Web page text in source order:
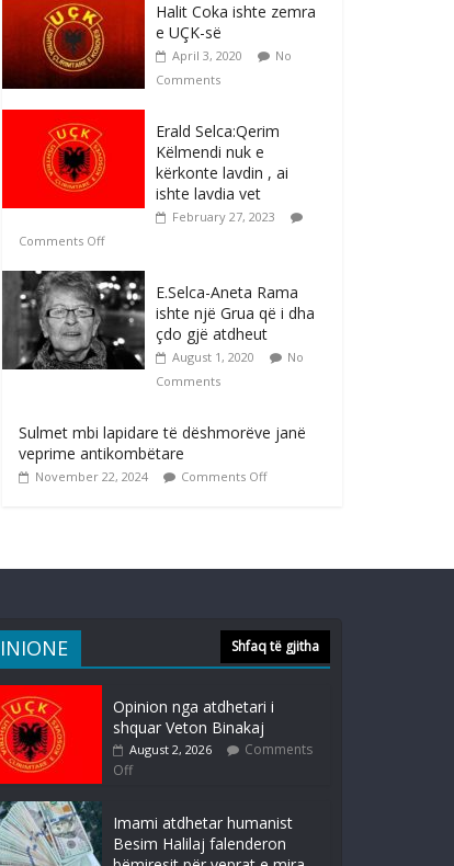
Halit Coka ishte zemra
e UÇK-së
April 3, 2020
No
Comments
Erald Selca:Qerim
Këlmendi nuk e
kërkonte lavdin , ai
ishte lavdia vet
February 27, 2023
Comments Off
E.Selca-Aneta Rama
ishte një Grua që i dha
çdo gjë atdheut
August 1, 2020
No
Comments
Sulmet mbi lapidare të dëshmorëve janë
veprime antikombëtare
November 22, 2024 Comments Off
Shfaq të gjitha
Opinion nga atdhetari i
shquar Veton Binakaj
August 2, 2026
Comments
Off
Imami atdhetar humanist
Besim Halilaj falenderon